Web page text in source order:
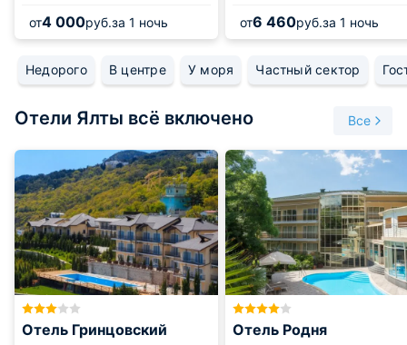
от4 000руб.за 1 ночь от6 460руб.за 1 ночь
Недорого В центре У моря Частный сектор
Отели Ялты всё включено Все
Отель Гринцовский Отель Родня